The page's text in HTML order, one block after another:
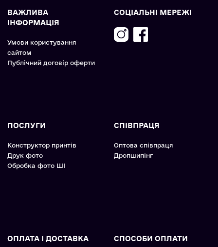
ВАЖЛИВА
ІНФОРМАЦІЯ
Умови користування
сайтом
Публічний договір оферти
СОЦІАЛЬНІ МЕРЕЖІ
ПОСЛУГИ
Конструктор принтів
Друк фото
Обробка фото ШІ
СПІВПРАЦЯ
Оптова співпраця
Дропшипінг
ОПЛАТА І ДОСТАВКА СПОСОБИ ОПЛАТИ